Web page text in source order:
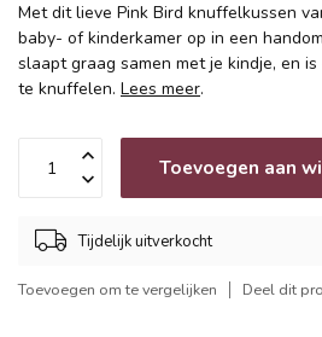
Met dit lieve Pink Bird knuffelkussen
baby- of kinderkamer op in een
slaapt graag samen met je kindje, en
te knuffelen. Lees meer.
Toevoegen aan
Tijdelijk uitverkocht
Toevoegen om te vergelijken Deel dit